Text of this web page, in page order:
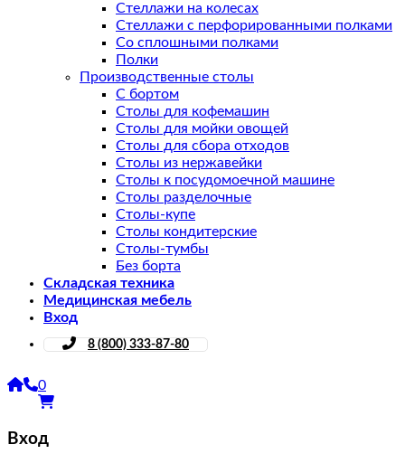
Стеллажи на колесах
Стеллажи с перфорированными полками
Со сплошными полками
Полки
Производственные столы
С бортом
Столы для кофемашин
Столы для мойки овощей
Столы для сбора отходов
Столы из нержавейки
Столы к посудомоечной машине
Столы разделочные
Столы-купе
Столы кондитерские
Столы-тумбы
Без борта
Складская техника
Медицинская мебель
Вход
8 (800) 333-87-80
0
Вход